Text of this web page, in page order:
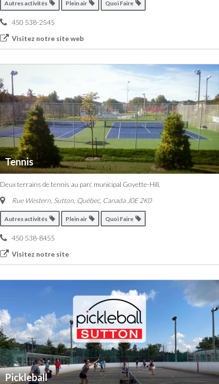
Autres activités Plein air Quoi Faire
450 538-2545
Visitez notre site web
Tennis
Deux terrains de tennis au parc municipal Goyette-Hill.
Rue Western, Sutton Québec, Canada J0E 2K0
Autres activités Plein air Quoi Faire
450 538-8455
Visitez notre site
Pickleball